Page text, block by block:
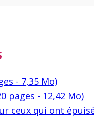
- 7,35 Mo)
pages - 12,42 Mo)
ceux qui ont